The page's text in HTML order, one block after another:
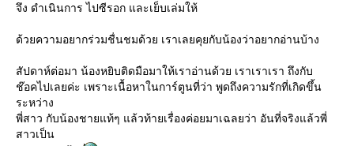
จึง ดำเนินการ ไปซีรอก และเย็บเล่มให้
ด้วยความอยากร่วมชื่นชมด้วย เราเลยคุยกับน้องว่าอยากอ่านบ้าง
สัปดาห์ต่อมา น้องหยิบติดมือมาให้เราอ่านด้วย เราเราเรา ถึงกับ
ช๊อคไปเลยค่ะ เพราะเนื้อหาในการ์ตูนที่ว่า พูดถึงความรักที่เกิดขึ้น
ระหว่าง
พี่สาว กับน้องชายแท้ๆ แล้วท้ายเรื่องค่อยมาเฉลยว่า อันที่จริงแล้วพี่
สาวเป็น